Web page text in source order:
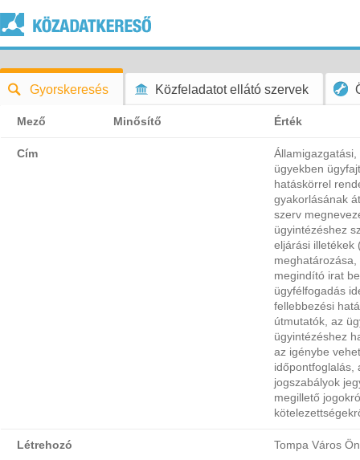
Gyorskeresés Közfeladatot ellátó szervek
Mező Minősítő Érték
Cím
ügyekben
hatáskörrel
gyakorlásának
szerv
ügyintézéshez
eljárási illetékek
megindító irat
ügyfélfogadás
fellebbezési
útmutatók, az
ügyintézéshez
az igénybe
időpontfoglalás,
jogszabályok
megillető
Létrehozó Tompa Város